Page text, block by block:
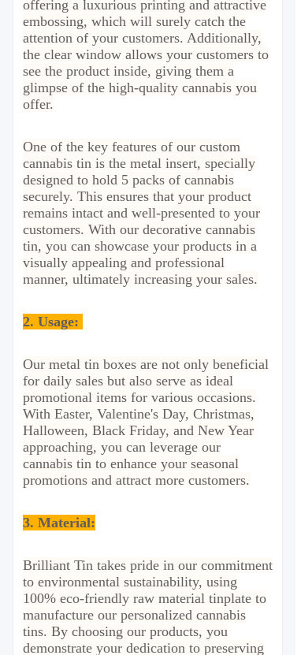
offering a luxurious printing and attractive
embossing, which will surely catch the
attention of your customers. Additionally,
the clear window allows your customers to
see the product inside, giving them a
glimpse of the high-quality cannabis you
offer.
One of the key features of our custom
cannabis tin is the metal insert, specially
designed to hold 5 packs of cannabis
securely. This ensures that your product
remains intact and well-presented to your
customers. With our decorative cannabis
tin, you can showcase your products in a
visually appealing and professional
manner, ultimately increasing your sales.
2. Usage:
Our metal tin boxes are not only beneficial
for daily sales but also serve as ideal
promotional items for various occasions.
With Easter, Valentine's Day, Christmas,
Halloween, Black Friday, and New Year
approaching, you can leverage our
cannabis tin to enhance your seasonal
promotions and attract more customers.
3. Material:
Brilliant Tin takes pride in our commitment
to environmental sustainability, using
100% eco-friendly raw material tinplate to
manufacture our personalized cannabis
tins. By choosing our products, you
demonstrate your dedication to preserving